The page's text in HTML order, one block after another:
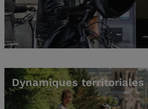
Dynamiques territoriales